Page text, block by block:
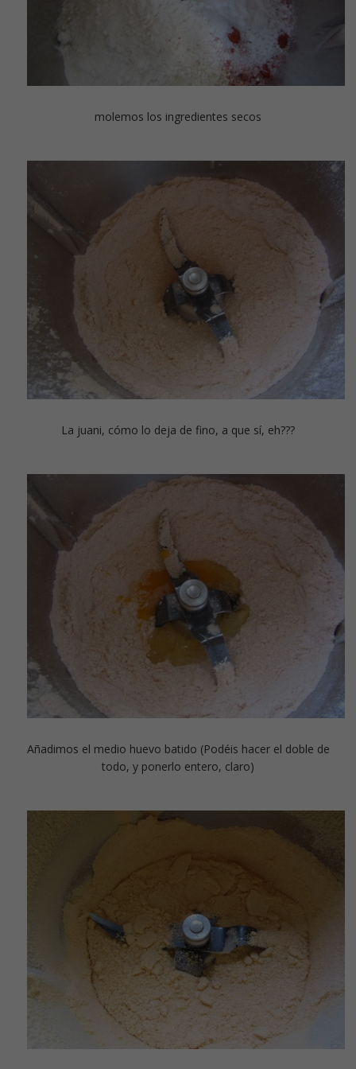
molemos los ingredientes secos
La juani, cómo lo deja de fino, a que sí, eh???
Añadimos el medio huevo batido (Podéis hacer el doble de
todo, y ponerlo entero, claro)